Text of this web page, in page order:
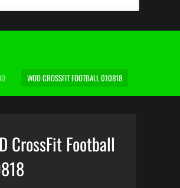
WOD CROSSFIT FOOTBALL 010818
CrossFit Football